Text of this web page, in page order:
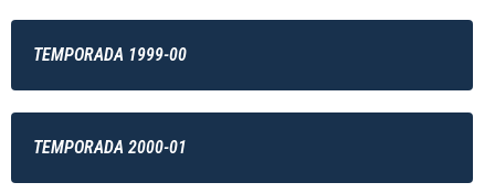
TEMPORADA 1999-00
TEMPORADA 2000-01